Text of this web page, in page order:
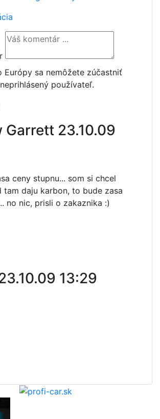
Európy sa nemôžete zúčastniť
používateľ.
Garrett 23.10.09
ceny stupnu... som si chcel
tam daju karbon, to bude zasa
no nic, prisli o zakaznika :)
13:29